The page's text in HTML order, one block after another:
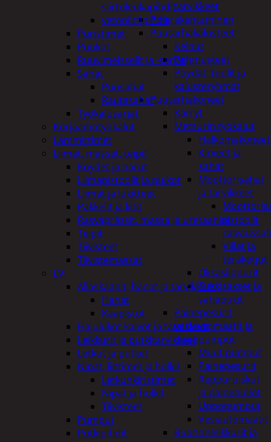
tarvikkeet
Piharakentaminen
Puutarhakalusteet
Keinut
Pehmusteet
Pöydät, tuolit ja
kalusteryhmät
Puutarhakoneet
Kärryt
Metsurin työkalut
Halkomakoneet
Kirveet ja
sahat
Moottorisahat
ja tarvikkeet
ja
Viilat ja
teräketjut
Oksasilppurit
Tukkisakset ja
sahapukit
Painepesurit,
vesiautomaatit ja
uppopumput
Muut pumput
Painepesurit
Reppuruiskut
ja painepullot
Uppopumput
Vesiautomaatit
Ruohonleikkurit ja
siirtoleukapihdit
vetoniittipihdit
Puristimet
Puukot
Ruuvimeisselit ja -sarjat
Sahat
Puusahat
Rautasahat
Työkalusarjat
Korjaamotyökalut
Lämmittimet
Liimat, massat, teipit
Köydet ja narut
Liimapistoolit ja puikot
Liimat ja lukitteet
Pakkelit ja kitit
Rasvaprässit, massa ja uretaanipistoolit
Teipit
Tiivisteet
Tiivistemassat
LVI
Allaskaapit, hanat ja tarvikkeet
Hanat
Kaapistot
Hajulukot kaivot ja tarvikkeet
Leikkurit ja putkitarvikkeet
Letkut ja putket
Nipat, liittimet ja holkit
Letkunkiristimet
Nipat ja holkit
Tiivisteet
Pumput
Putkipihdit